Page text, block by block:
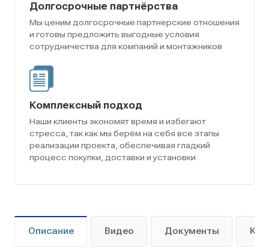
Долгосрочные партнёрства
Мы ценим долгосрочные партнерские отношения
и готовы предложить выгодные условия
сотрудничества для компаний и монтажников
Комплексный подход
Наши клиенты экономят время и избегают
стресса, так как мы берём на себя все этапы
реализации проекта, обеспечивая гладкий
процесс покупки, доставки и установки
Описание Видео Документы Как